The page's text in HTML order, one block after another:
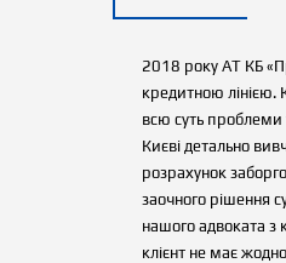
2018 року АТ КБ
кредитною лінією.
всю суть проблеми
Києві детально
розрахунок
заочного рішення
нашого адвоката з
клієнт не має